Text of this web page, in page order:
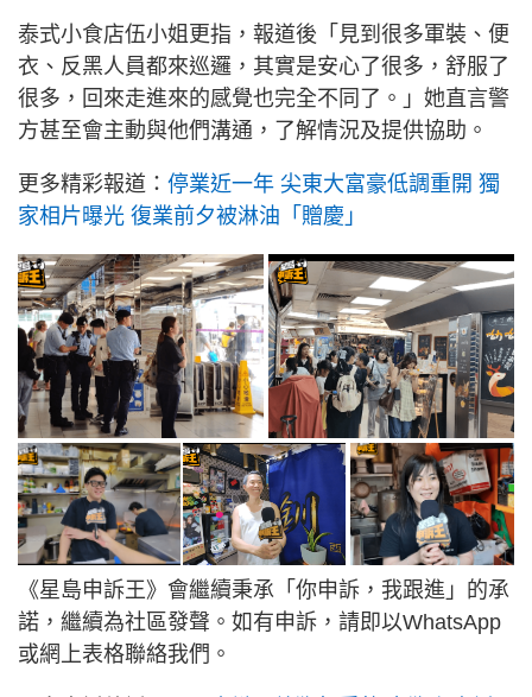
泰式小食店伍小姐更指，報道後「見到很多軍裝、便
衣、反黑人員都來巡邏，其實是安心了很多，舒服了
很多，回來走進來的感覺也完全不同了。」她直言警
方甚至會主動與他們溝通，了解情況及提供協助。
更多精彩報道： 停業近一年 尖東大富豪低調重開 獨
家相片曝光 復業前夕被淋油「贈慶」
《星島申訴王》會繼續秉承「你申訴，我跟進」的承
諾，繼續為社區發聲。如有申訴，請即以WhatsApp
或網上表格聯絡我們。